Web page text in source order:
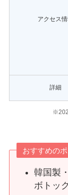
アクセス
詳細
おすすめの
韓国製
ボトッ